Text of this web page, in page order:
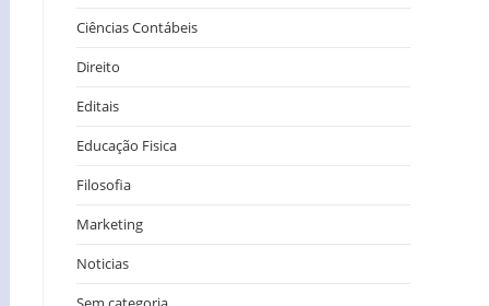
Ciências Contábeis
Direito
Editais
Educação Fisica
Filosofia
Marketing
Noticias